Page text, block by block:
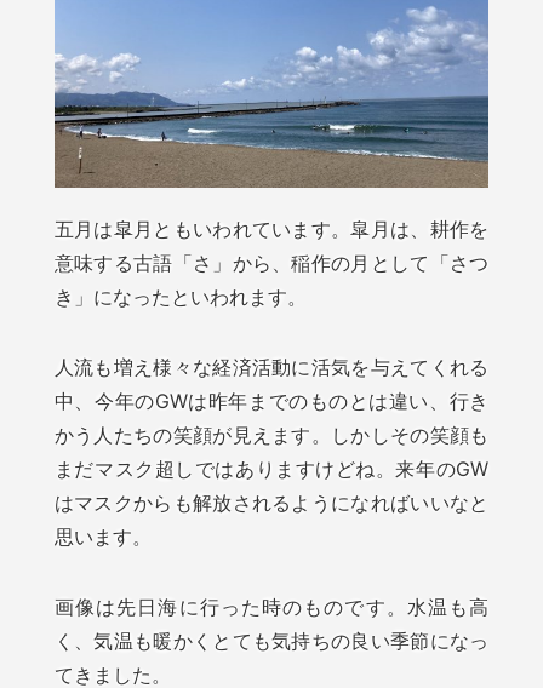
五月は皐月ともいわれています。皐月は、耕作を
意味する古語「さ」から、稲作の月として「さつ
き」になったといわれます。
人流も増え様々な経済活動に活気を与えてくれる
中、今年のGWは昨年までのものとは違い、行き
かう人たちの笑顔が見えます。しかしその笑顔も
まだマスク超しではありますけどね。来年のGW
はマスクからも解放されるようになればいいなと
思います。
画像は先日海に行った時のものです。水温も高
く、気温も暖かくとても気持ちの良い季節になっ
てきました。